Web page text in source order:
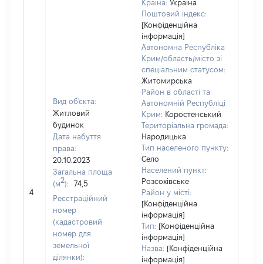
4
Вид об'єкта:
Житловий
будинок
Дата набуття
права:
20.10.2023
Загальна площа
(м2):
74,5
Реєстраційний
номер
(кадастровий
номер для
земельної
ділянки):
Країна: Україна
Поштовий індекс:
[Конфіденційна
інформація]
Автономна Республіка
Крим/область/місто зі
спеціальним статусом:
Житомирська
Район в області та
Автономній Республіці
Крим: Коростенський
Територіальна громада:
Народицька
Тип населеного пункту:
Село
Населений пункт:
Розсохівське
Район у місті:
[Конфіденційна
інформація]
Тип: [Конфіденційна
інформація]
Назва: [Конфіденційна
інформація]